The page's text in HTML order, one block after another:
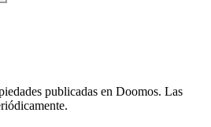
publicadas en Doomos. Las